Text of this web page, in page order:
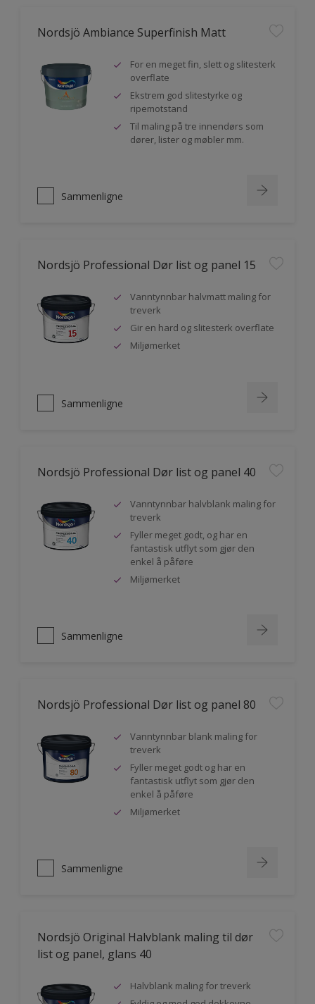
Nordsjö Ambiance Superfinish Matt
For en meget fin, slett og slitesterk
overflate
Ekstrem god slitestyrke og
ripemotstand
Til maling på tre innendørs som
dører, lister og møbler mm.
Sammenligne
Nordsjö Professional Dør list og panel 15
Vanntynnbar halvmatt maling for
treverk
Gir en hard og slitesterk overflate
Miljømerket
Sammenligne
Nordsjö Professional Dør list og panel 40
Vanntynnbar halvblank maling for
treverk
Fyller meget godt, og har en
fantastisk utflyt som gjør den
enkel å påføre
Miljømerket
Sammenligne
Nordsjö Professional Dør list og panel 80
Vanntynnbar blank maling for
treverk
Fyller meget godt og har en
fantastisk utflyt som gjør den
enkel å påføre
Miljømerket
Sammenligne
Nordsjö Original Halvblank maling til dør
list og panel, glans 40
Halvblank maling for treverk